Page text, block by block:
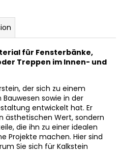
für Fensterbänke,
Treppen im Innen- und
der sich zu einem
sowie in der
entwickelt hat. Er
ästhetischen Wert, sondern
die ihn zu einer idealen
Projekte machen. Hier sind
Sie sich für Kalkstein